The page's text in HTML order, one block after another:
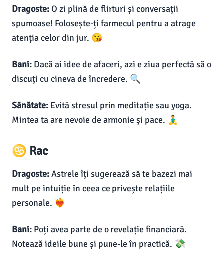
Dragoste: O zi plină de flirturi și conversații
spumoase! Folosește-ți farmecul pentru a atrage
atenția celor din jur. 😘
Bani: Dacă ai idee de afaceri, azi e ziua perfectă să o
discuți cu cineva de încredere. 🔍
Sănătate: Evită stresul prin meditație sau yoga.
Mintea ta are nevoie de armonie și pace. 🧘‍♂️
♋ Rac
Dragoste:Astrele îți sugerează să te bazezi mai
mult pe intuiție în ceea ce privește relațiile
personale. ❤️‍🔥
Bani: Poți avea parte de o revelație financiară.
Notează ideile bune și pune-le în practică. 💸